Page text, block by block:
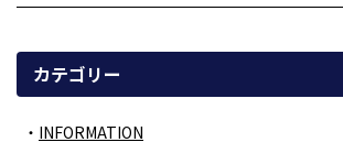
カテゴリー
INFORMATION